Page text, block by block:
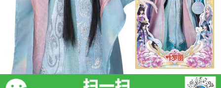
电子玩具
游戏及拼图系列
益智学习玩具